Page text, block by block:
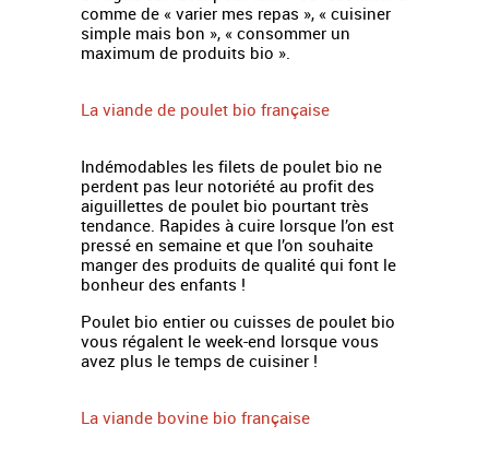
comme de « varier mes repas », « cuisiner
simple mais bon », « consommer un
maximum de produits bio ».
La viande de poulet bio française
Indémodables les filets de poulet bio ne
perdent pas leur notoriété au profit des
aiguillettes de poulet bio pourtant très
tendance. Rapides à cuire lorsque l’on est
pressé en semaine et que l’on souhaite
manger des produits de qualité qui font le
bonheur des enfants !
Poulet bio entier ou cuisses de poulet bio
vous régalent le week-end lorsque vous
avez plus le temps de cuisiner !
La viande bovine bio française